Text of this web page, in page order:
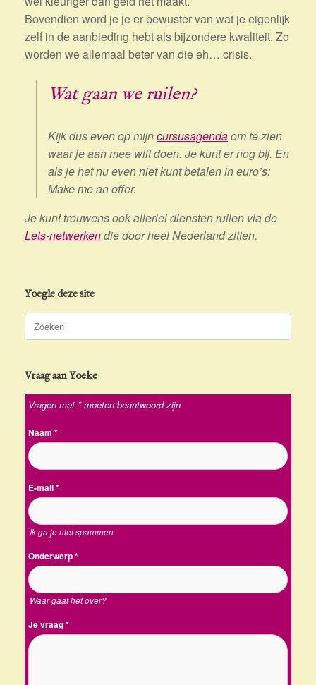
Bovendien word je je er bewuster van wat je eigenlijk
zelf in de aanbieding hebt als bijzondere kwaliteit. Zo
worden we allemaal beter van die eh… crisis.
Wat gaan we ruilen?
Kijk dus even op mijncursusagendaom te zien
waar je aan mee wilt doen. Je kunt er nog bij. En
als je het nu even niet kunt betalen in euro’s:
Make me an offer.
Je kunt trouwens ook allerlei diensten ruilen via de
Lets-netwerkendie door heel Nederland zitten.
Yoegle deze site
Zoeken
naar:
Vraag aan Yoeke
Vragen met * moeten beantwoord zijn
Naam *
E-mail*
Ik ga je niet spammen.
Onderwerp*
Waar gaat het over?
Je vraag*